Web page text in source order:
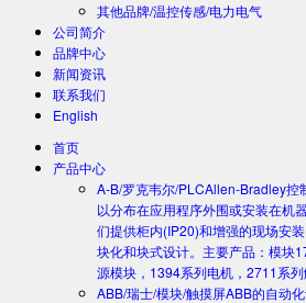
其他品牌/温控传感/电力电气
公司简介
品牌中心
新闻资讯
联系我们
English
首页
产品中心
A-B/罗克韦尔/PLCAllen-Bradley控
以分布在应用程序外围或安装在机
们提供柜内(IP20)和增强的现场安
块化和块式设计。主要产品：模块
源模块，1394系列电机，2711系
ABB/瑞士/模块/触摸屏ABB的自动